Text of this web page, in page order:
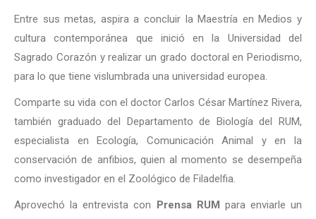
Entre sus metas, aspira a concluir la Maestría en Medios y
cultura contemporánea que inició en la Universidad del
Sagrado Corazón y realizar un grado doctoral en Periodismo,
para lo que tiene vislumbrada una universidad europea.
Comparte su vida con el doctor Carlos César Martínez Rivera,
también graduado del Departamento de Biología del RUM,
especialista en Ecología, Comunicación Animal y en la
conservación de anfibios, quien al momento se desempeña
como investigador en el Zoológico de Filadelfia.
Aprovechó la entrevista con Prensa RUM para enviarle un